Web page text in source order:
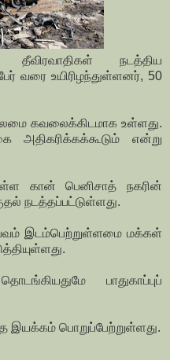
நடத்திய
வரை உயிரிழந்துள்ளனர், 50
கவலைக்கிடமாக உள்ளது.
அதிகரிக்கக்கூடும் என்று
கான் பெனிசாத் நகரின்
நடத்தப்பட்டுள்ளது.
இடம்பெற்றுள்ளமை மக்கள்
பாதுகாப்புப்
இயக்கம் பொறுப்பேற்றுள்ளது.